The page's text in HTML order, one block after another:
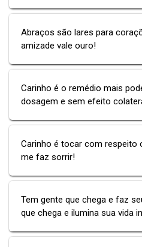
Abraços são lares para
amizade vale ouro!
Carinho é o remédio mais
dosagem e sem efeito
Carinho é tocar com respeito
me faz sorrir!
Tem gente que chega e faz
que chega e ilumina sua vida